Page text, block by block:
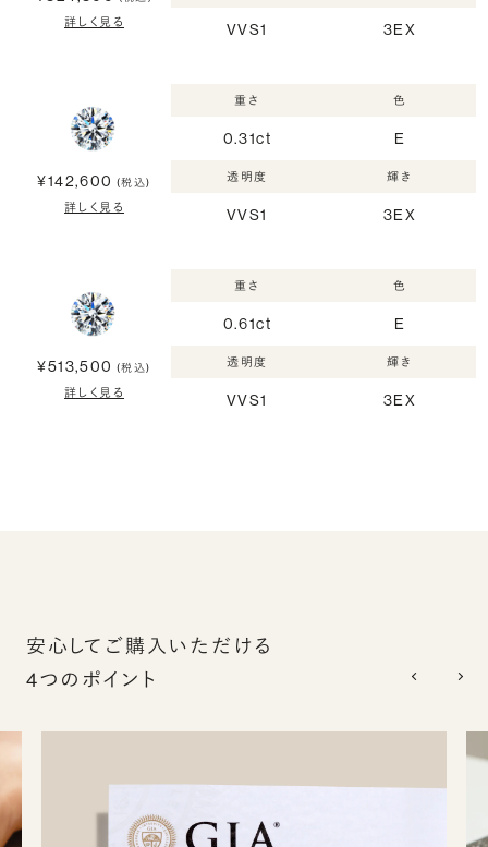
詳しく見る VVS1 3EX
¥142,600 (税込)
詳しく見る
重さ
0.31ct
色
E
透明度
VVS1
輝き
3EX
¥513,500 (税込)
詳しく見る
重さ
0.61ct
色
E
透明度
VVS1
輝き
3EX
安心してご購入いただける
4つのポイント